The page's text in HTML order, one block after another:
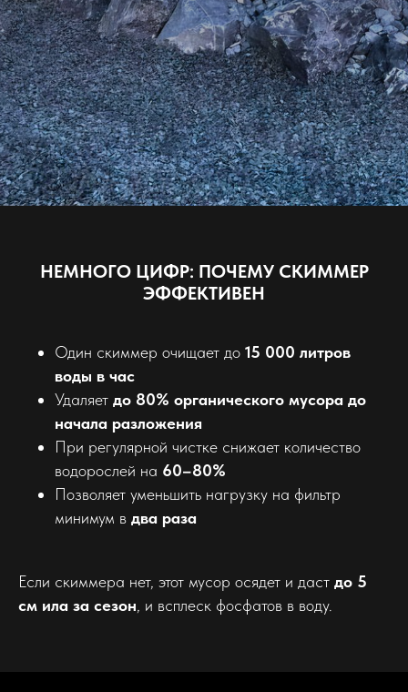
НЕМНОГО ЦИФР: ПОЧЕМУ СКИММЕР
ЭФФЕКТИВЕН
Один скиммер очищает до 15 000 литров
воды в час
Удаляет до 80% органического мусора до
начала разложения
При регулярной чистке снижает количество
водорослей на 60–80%
Позволяет уменьшить нагрузку на фильтр
минимум в два раза
Если скиммера нет, этот мусор осядет и даст до 5
см ила за сезон , и всплеск фосфатов в воду.